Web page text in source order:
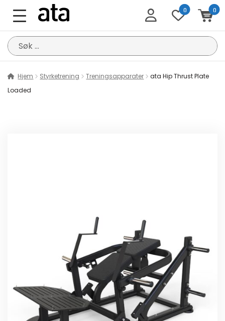
0 0
Søk
etter:
Hjem Styrketrening Treningsapparater
ata Hip Thrust Plate
Loaded